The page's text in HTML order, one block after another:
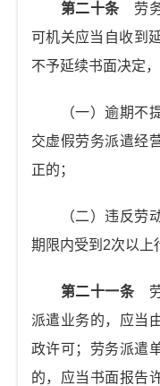
第二十条劳务
可机关应当自收到
不予延续书面决定
（一）逾期不提
交虚假劳务派遣经
正的；
（二）违反劳动
期限内受到2次以上
第二十一条劳
派遣业务的，应当
政许可；劳务派遣
的，应当书面报告